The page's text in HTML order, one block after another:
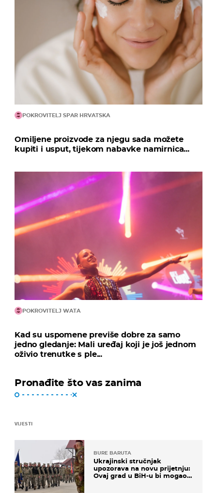
POKROVITELJ SPAR HRVATSKA
Omiljene proizvode za njegu sada možete
kupiti i usput, tijekom nabavke namirnica...
POKROVITELJ WATA
Kad su uspomene previše dobre za samo
jedno gledanje: Mali uređaj koji je još jednom
oživio trenutke s ple...
Pronađite što vas zanima
VIJESTI
BURE BARUTA
Ukrajinski stručnjak
upozorava na novu prijetnju:
Ovaj grad u BiH-u bi mogao